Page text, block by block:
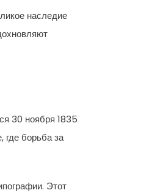
наследие
30 ноября 1835
борьба за
Этот